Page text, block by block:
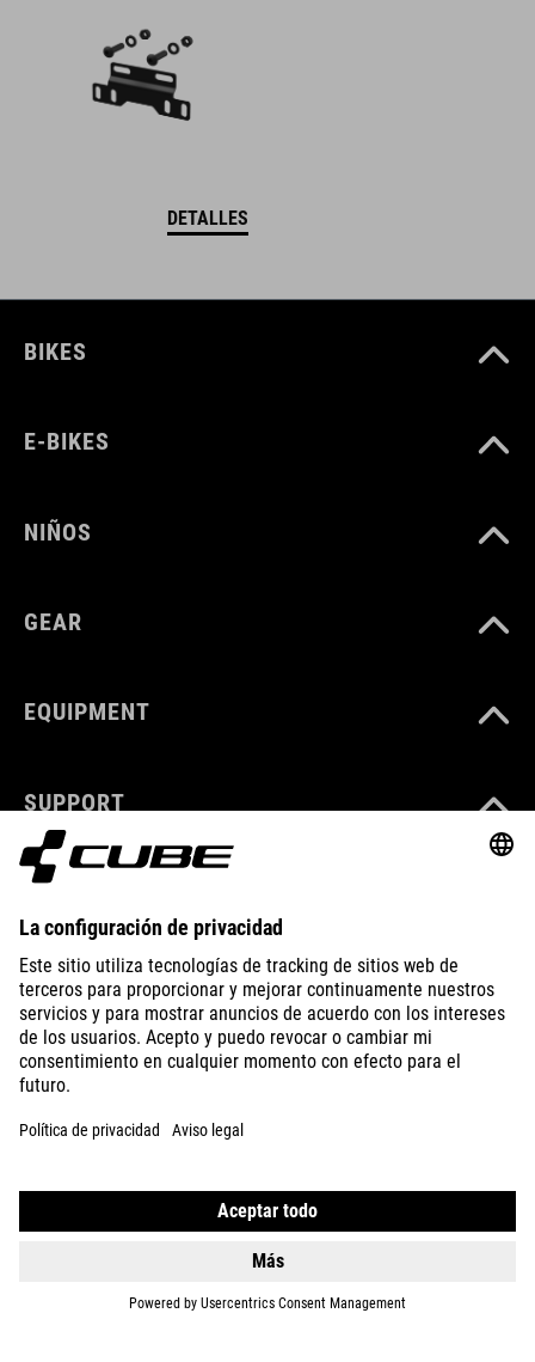
DETALLES
BIKES
E-BIKES
NIÑOS
GEAR
EQUIPMENT
SUPPORT
ABOUT US
EXPLORE